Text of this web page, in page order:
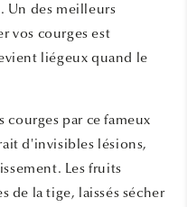
Un des meilleurs
vos courges est
liégeux quand le
par ce fameux
d'invisibles lésions,
Les fruits
de la tige, laissés sécher